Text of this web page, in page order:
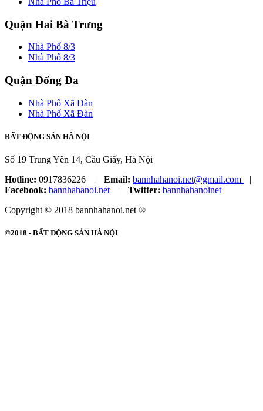
Quận Hai Bà Trưng
Nhà Phố 8/3
Nhà Phố 8/3
Quận Đống Đa
Nhà Phố Xã Đàn
Nhà Phố Xã Đàn
BẤT ĐỘNG SẢN HÀ NỘI
Số 19 Trung Yên 14, Cầu Giấy, Hà Nội
Hotline: 0917836226 | Email: bannhahanoi.net@gmail.com
|
Facebook: bannhahanoi.net | Twitter: bannhahanoinet
Copyright © 2018 bannhahanoi.net ®
©2018 - BẤT ĐỘNG SẢN HÀ NỘI